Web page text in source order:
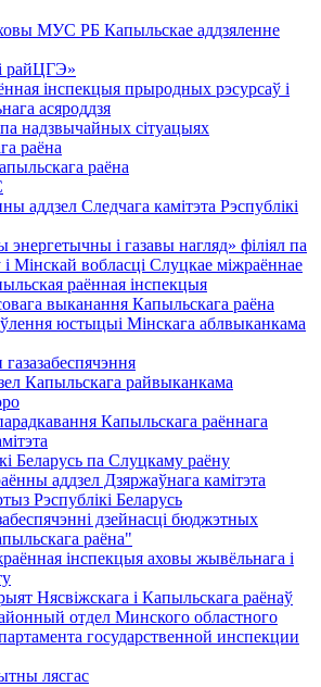
МУС РБ Капыльскае аддзяленне
райЦГЭ»
інспекцыя прыродных рэсурсаў і
асяроддзя
надзвычайных сітуацыях
раёна
раёна
аддзел Следчага камітэта Рэспублікі
і газавы нагляд» філіял па
і Мінскай вобласці Слуцкае міжраённае
раённая інспекцыя
выканання Капыльскага раёна
юстыцыі Мінскага аблвыканкама
Капыльскага райвыканкама
Капыльскага раённага
Беларусь па Слуцкаму раёну
аддзел Дзяржаўнага камітэта
Рэспублікі Беларусь
дзейнасці бюджэтных
раёна"
інспекцыя аховы жывёльнага і
Нясвіжскага і Капыльскага раёнаў
отдел Минского областного
государственной инспекции
лясгас